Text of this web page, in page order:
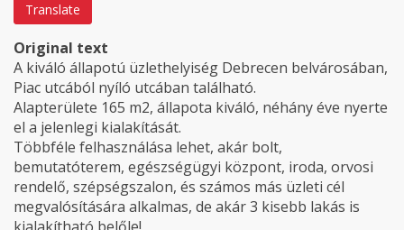
Translate
Original text
A kiváló állapotú üzlethelyiség Debrecen belvárosában,
Piac utcából nyíló utcában található.
Alapterülete 165 m2, állapota kiváló, néhány éve nyerte
el a jelenlegi kialakítását.
Többféle felhasználása lehet, akár bolt,
bemutatóterem, egészségügyi központ, iroda, orvosi
rendelő, szépségszalon, és számos más üzleti cél
megvalósítására alkalmas, de akár 3 kisebb lakás is